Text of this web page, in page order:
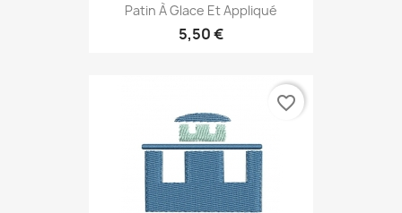
Patin À Glace Et Appliqué
5,50 €
favorite_border